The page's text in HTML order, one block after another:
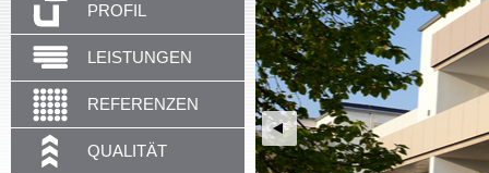
PROFIL
LEISTUNGEN
REFERENZEN
QUALITÄT